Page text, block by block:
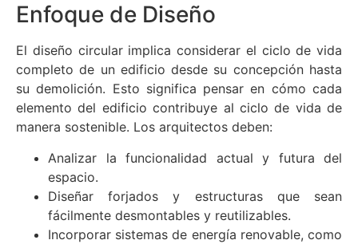
Enfoque de Diseño
El diseño circular implica considerar el ciclo de vida
completo de un edificio desde su concepción hasta
su demolición. Esto significa pensar en cómo cada
elemento del edificio contribuye al ciclo de vida de
manera sostenible. Los arquitectos deben:
Analizar la funcionalidad actual y futura del
espacio.
Diseñar forjados y estructuras que sean
fácilmente desmontables y reutilizables.
Incorporar sistemas de energía renovable, como